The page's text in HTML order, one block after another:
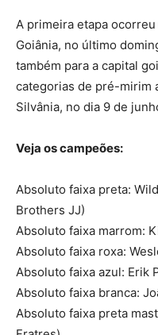
A primeira etapa
Goiânia, no último
também para a capital
categorias de pré-mirim
Silvânia, no dia 9 de
Veja os campeões:
Absoluto faixa preta:
Brothers JJ)
Absoluto faixa marrom:
Absoluto faixa roxa:
Absoluto faixa azul: Erik
Absoluto faixa branca:
Absoluto faixa preta